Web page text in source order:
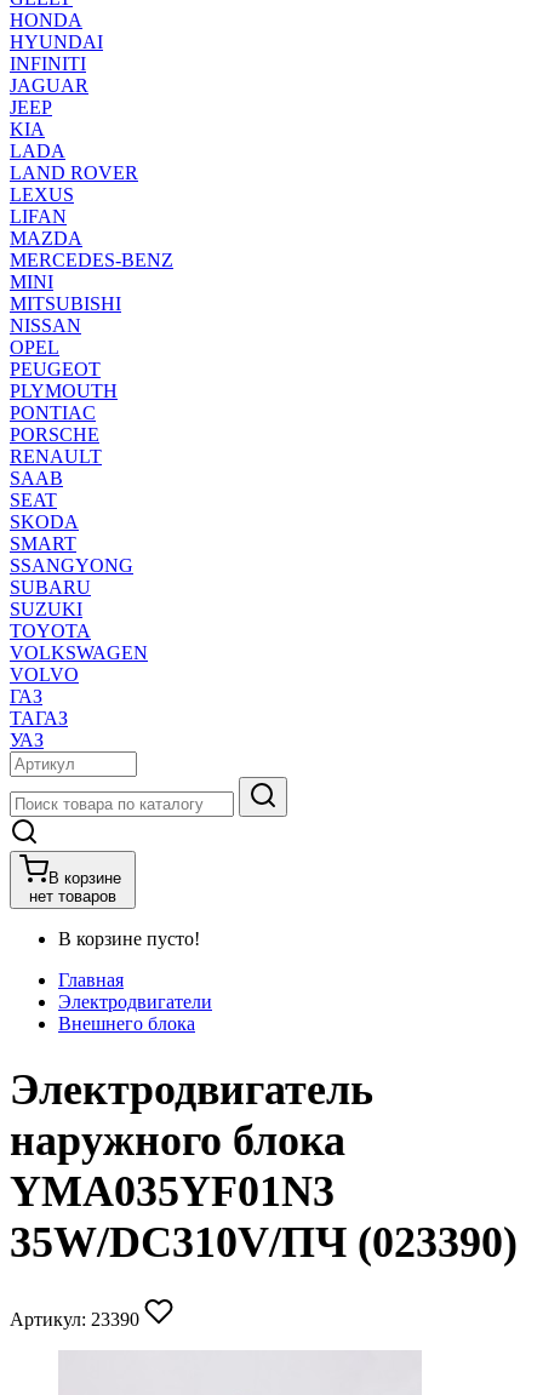
HONDA
HYUNDAI
INFINITI
JAGUAR
JEEP
KIA
LADA
LAND ROVER
LEXUS
LIFAN
MAZDA
MERCEDES-BENZ
MINI
MITSUBISHI
NISSAN
OPEL
PEUGEOT
PLYMOUTH
PONTIAC
PORSCHE
RENAULT
SAAB
SEAT
SKODA
SMART
SSANGYONG
SUBARU
SUZUKI
TOYOTA
VOLKSWAGEN
VOLVO
ГАЗ
ТАГАЗ
УАЗ
В корзине
нет товаров
В корзине пусто!
Главная
Электродвигатели
Внешнего блока
Электродвигатель
наружного блока
YMA035YF01N3
35W/DC310V/ПЧ (023390)
Артикул: 23390